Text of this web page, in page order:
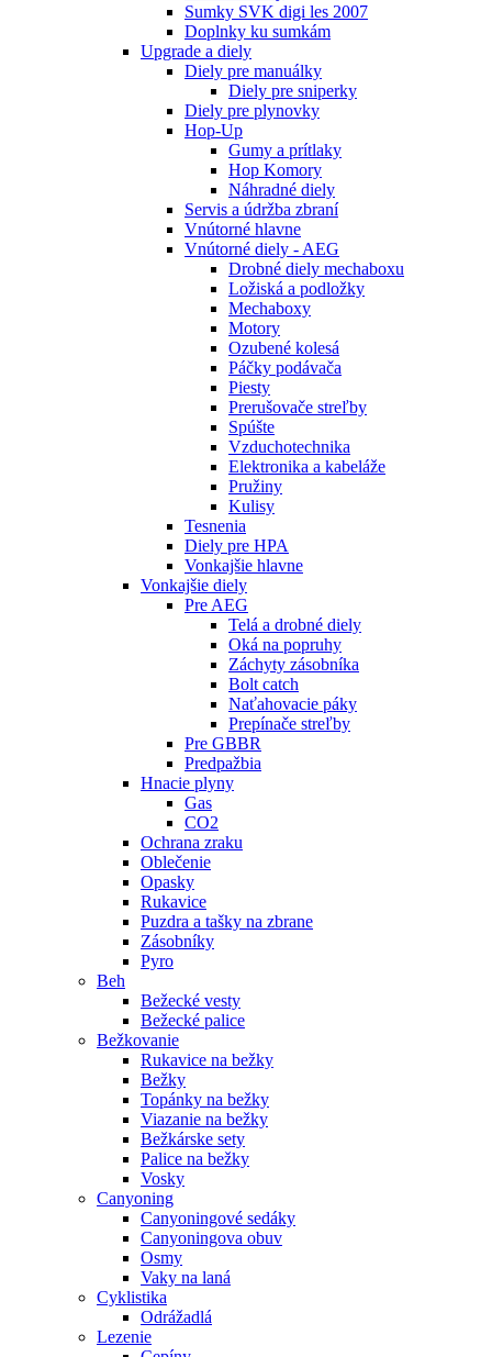
Sumky SVK digi les 2007
Doplnky ku sumkám
Upgrade a diely
Diely pre manuálky
Diely pre sniperky
Diely pre plynovky
Hop-Up
Gumy a prítlaky
Hop Komory
Náhradné diely
Servis a údržba zbraní
Vnútorné hlavne
Vnútorné diely - AEG
Drobné diely mechaboxu
Ložiská a podložky
Mechaboxy
Motory
Ozubené kolesá
Páčky podávača
Piesty
Prerušovače streľby
Spúšte
Vzduchotechnika
Elektronika a kabeláže
Pružiny
Kulisy
Tesnenia
Diely pre HPA
Vonkajšie hlavne
Vonkajšie diely
Pre AEG
Telá a drobné diely
Oká na popruhy
Záchyty zásobníka
Bolt catch
Naťahovacie páky
Prepínače streľby
Pre GBBR
Predpažbia
Hnacie plyny
Gas
CO2
Ochrana zraku
Oblečenie
Opasky
Rukavice
Puzdra a tašky na zbrane
Zásobníky
Pyro
Beh
Bežecké vesty
Bežecké palice
Bežkovanie
Rukavice na bežky
Bežky
Topánky na bežky
Viazanie na bežky
Bežkárske sety
Palice na bežky
Vosky
Canyoning
Canyoningové sedáky
Canyoningova obuv
Osmy
Vaky na laná
Cyklistika
Odrážadlá
Lezenie